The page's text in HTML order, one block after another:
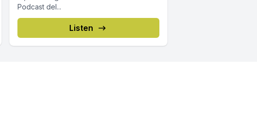
Podcast del...
Listen